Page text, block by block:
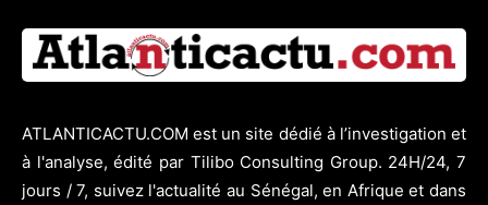
ATLANTICACTU.COM est un site dédié à l’investigation et
à l'analyse, édité par Tilibo Consulting Group. 24H/24, 7
jours / 7, suivez l'actualité au Sénégal, en Afrique et dans